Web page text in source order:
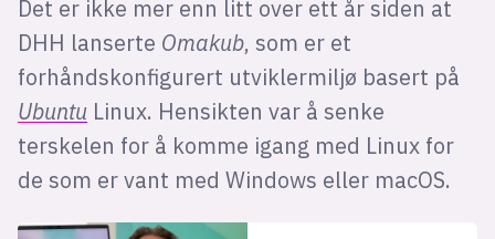
Det er ikke mer enn litt over ett år siden at
DHH lanserte Omakub, som er et
forhåndskonfigurert utviklermiljø basert på
UbuntuLinux. Hensikten var å senke
terskelen for å komme igang med Linux for
de som er vant med Windows eller macOS.